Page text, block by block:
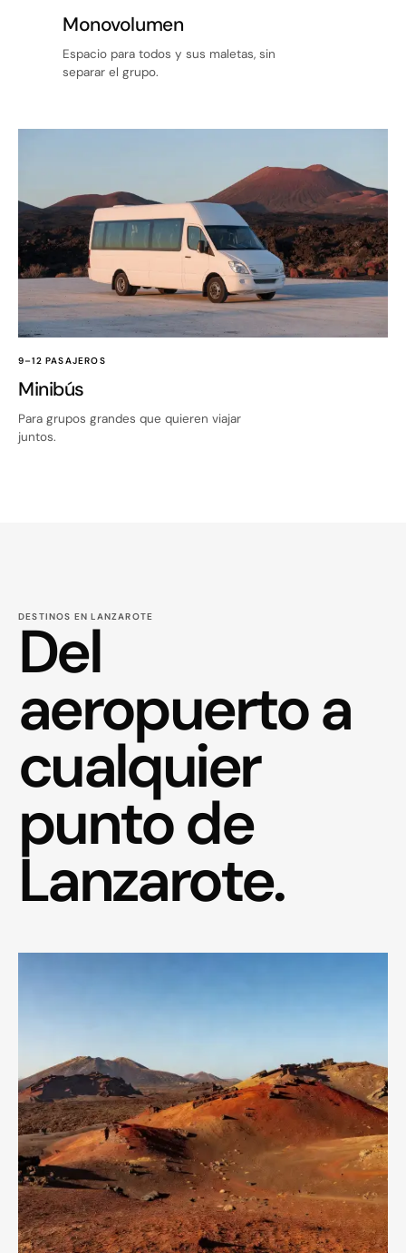
Monovolumen
Espacio para todos y sus maletas, sin
separar el grupo.
9–12 PASAJEROS
Minibús
Para grupos grandes que quieren viajar
juntos.
Del
aeropuerto a
cualquier
puntode
Lanzarote.
DESTINOS EN LANZAROTE